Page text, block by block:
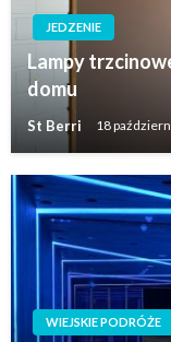
JEDZENIE
Lampy
domu
St Berri 18
WIEJSKIE PODRÓŻE